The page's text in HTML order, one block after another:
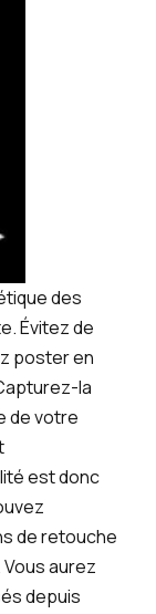
des
Évitez de
poster en
la
de votre
est donc
de retouche
aurez
depuis